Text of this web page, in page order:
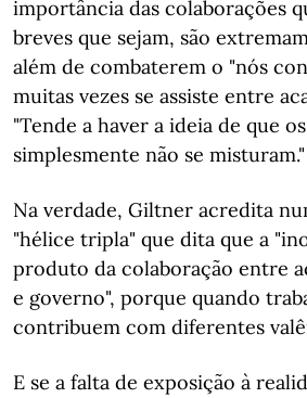
importância das colaborações
breves que sejam, são
além de combaterem o "nós
muitas vezes se assiste entre
"Tende a haver a ideia de que
simplesmente não se misturam."
Na verdade, Giltner acredita
"hélice tripla" que dita que a
produto da colaboração entre
e governo", porque quando
contribuem com diferentes
E se a falta de exposição à